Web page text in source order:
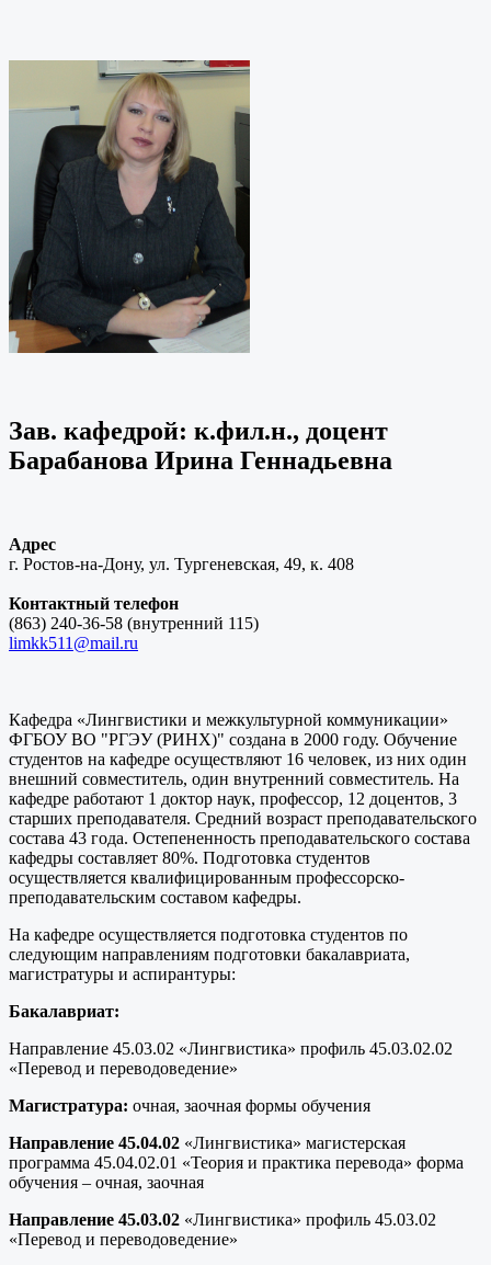
Зав. кафедрой: к.фил.н., доцент
Барабанова Ирина Геннадьевна
Адрес
г. Ростов-на-Дону, ул. Тургеневская, 49, к. 408
Контактный телефон
(863) 240-36-58 (внутренний 115)
limkk511@mail.ru
Кафедра «Лингвистики и межкультурной коммуникации»
ФГБОУ ВО "РГЭУ (РИНХ)" создана в 2000 году. Обучение
студентов на кафедре осуществляют 16 человек, из них один
внешний совместитель, один внутренний совместитель. На
кафедре работают 1 доктор наук, профессор, 12 доцентов, 3
старших преподавателя. Средний возраст преподавательского
состава 43 года. Остепененность преподавательского состава
кафедры составляет 80%. Подготовка студентов
осуществляется квалифицированным профессорско-
преподавательским составом кафедры.
На кафедре осуществляется подготовка студентов по
следующим направлениям подготовки бакалавриата,
магистратуры и аспирантуры:
Бакалавриат:
Направление 45.03.02 «Лингвистика» профиль 45.03.02.02
«Перевод и переводоведение»
Магистратура: очная, заочная формы обучения
Направление 45.04.02 «Лингвистика» магистерская
программа 45.04.02.01 «Теория и практика перевода» форма
обучения – очная, заочная
Направление 45.03.02 «Лингвистика» профиль 45.03.02
«Перевод и переводоведение»